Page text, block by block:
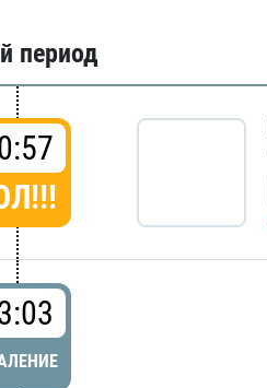
период